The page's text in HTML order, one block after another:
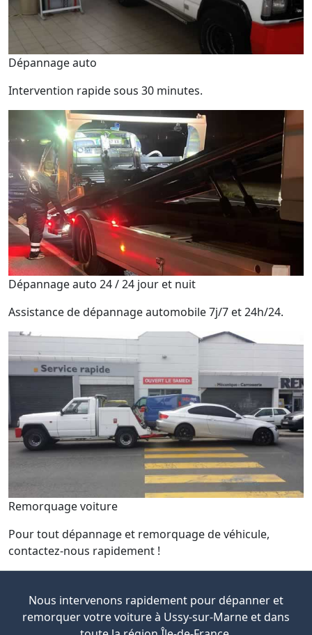
Dépannage auto
Intervention rapide sous 30 minutes.
Dépannage auto 24 / 24 jour et nuit
Assistance de dépannage automobile 7j/7 et 24h/24.
Remorquage voiture
Pour tout dépannage et remorquage de véhicule,
contactez-nous rapidement !
Nous intervenons rapidement pour dépanner et
remorquer votre voiture à Ussy-sur-Marne et dans